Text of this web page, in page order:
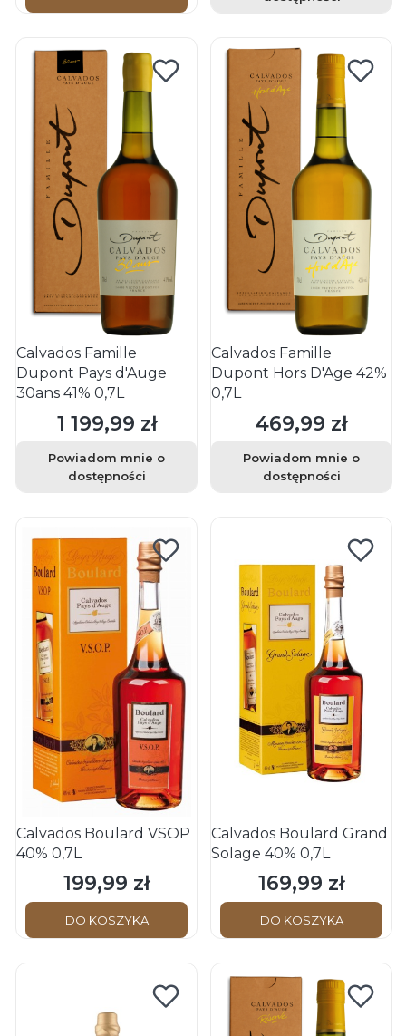
Calvados Famille
Dupont Pays d'Auge
30ans 41% 0,7L
Cena
1 199,99 zł
Powiadom mnie o
dostępności
Calvados Famille
Dupont Hors D'Age 42%
0,7L
Cena
469,99 zł
Powiadom mnie o
dostępności
Calvados Boulard VSOP
40% 0,7L
Cena
199,99 zł
DO KOSZYKA
Calvados Boulard Grand
Solage 40% 0,7L
Cena
169,99 zł
DO KOSZYKA